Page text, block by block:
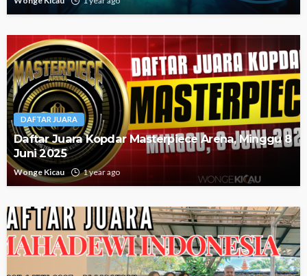
DAFTAR JUARA
Daftar Juara Kopdar Masterpiece Arena, Minggu 8
Juni 2025
Wonge Kicau 1 year ago